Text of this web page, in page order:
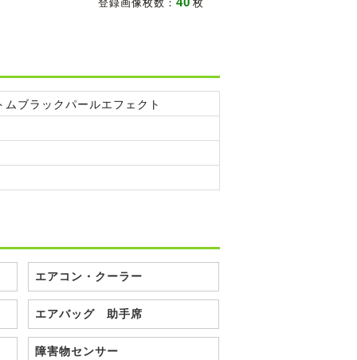
登録画像枚数： 枚
ムブラックパールエフェクト
エアコン・クーラー
エアバッグ 助手席
障害物センサー